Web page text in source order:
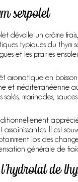
serpolet
dévoile un arôme
typiques du thym
et les prairies
aromatique en boisson
et méditerranéenne
salés, marinades,
Il est
lors des
générale de
de